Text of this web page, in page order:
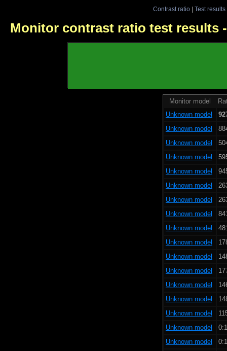
Contrast ratio| Test results
Monitor contrast ratio test results
Monitor model
Unknown model
Unknown model
Unknown model
Unknown model
Unknown model
Unknown model
Unknown model
Unknown model
Unknown model
Unknown model
Unknown model
Unknown model
Unknown model
Unknown model
Unknown model
Unknown model
Unknown model